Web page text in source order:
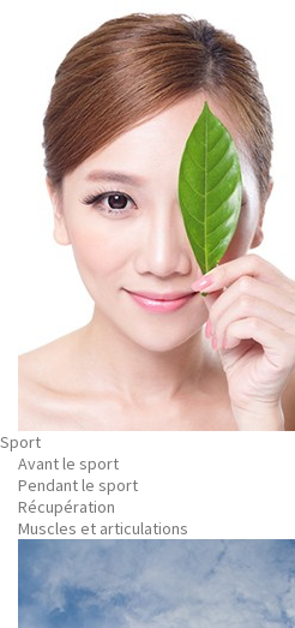
Sport
Avant le sport
Pendant le sport
Récupération
Muscles et articulations